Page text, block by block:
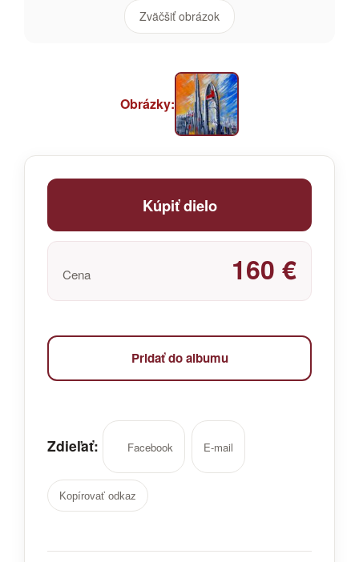
Zväčšiť obrázok
Obrázky:
Kúpiť dielo
Cena 160 €
Pridať do albumu
Zdieľať: Facebook E-mail
Kopírovať odkaz